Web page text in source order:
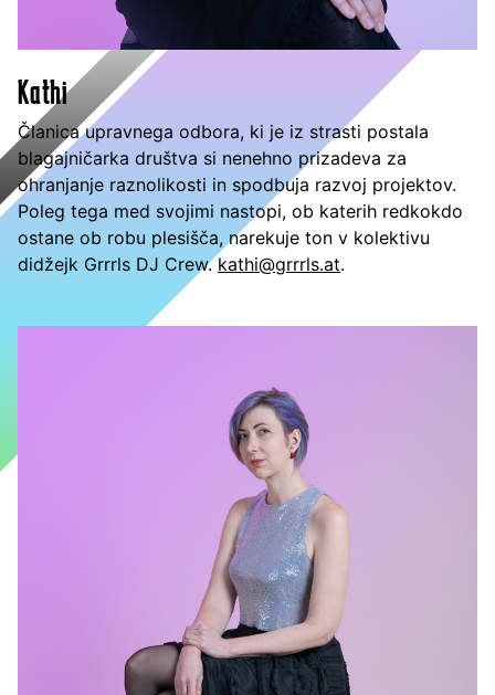
Kathi
Članica upravnega odbora, ki je iz strasti postala
blagajničarka društva si nenehno prizadeva za
ohranjanje raznolikosti in spodbuja razvoj projektov.
Poleg tega med svojimi nastopi, ob katerih redkokdo
ostane ob robu plesišča, narekuje ton v kolektivu
didžejk Grrrls DJ Crew.kathi@grrrls.at.